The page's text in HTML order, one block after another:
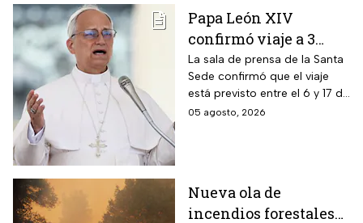
Papa León XIV
confirmó viaje a 3
países de
Latinoamérica
La sala de prensa de la Santa
Sede confirmó que el viaje
está previsto entre el 6 y 17 de
noviembre de este mismo
05 agosto, 2026
Nueva ola de
incendios forestales